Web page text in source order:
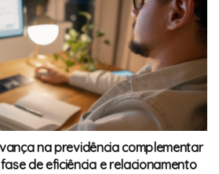
na previdência complementar
de eficiência e relacionamento